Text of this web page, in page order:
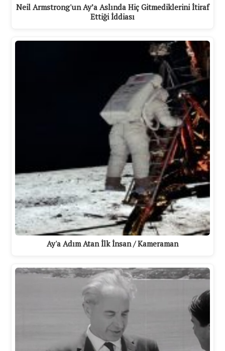
Neil Armstrong'un Ay’a Aslında Hiç Gitmediklerini İtiraf
Ettiği İddiası
Ay'a Adım Atan İlk İnsan / Kameraman